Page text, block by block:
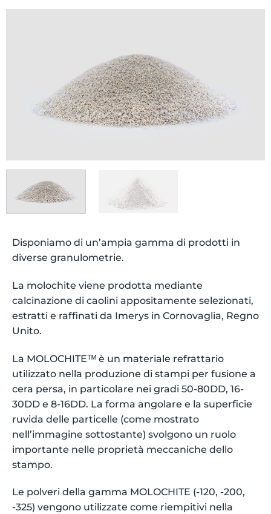
Disponiamo di un’ampia gamma di prodotti in
diverse granulometrie.
La molochite viene prodotta mediante
calcinazione di caolini appositamente selezionati,
estratti e raffinati da Imerys in Cornovaglia, Regno
Unito.
La MOLOCHITEᵀᴹ è un materiale refrattario
utilizzato nella produzione di stampi per fusione a
cera persa, in particolare nei gradi 50-80DD, 16-
30DD e 8-16DD. La forma angolare e la superficie
ruvida delle particelle (come mostrato
nell’immagine sottostante) svolgono un ruolo
importante nelle proprietà meccaniche dello
stampo.
Le polveri della gamma MOLOCHITE (-120, -200,
-325) vengono utilizzate come riempitivi nella